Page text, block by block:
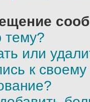
тему?
или
к